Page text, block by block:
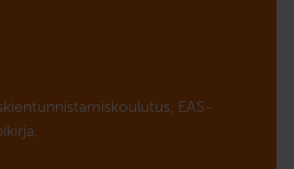
EAS-